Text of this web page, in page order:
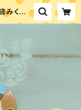
みくださ
ゆかりの